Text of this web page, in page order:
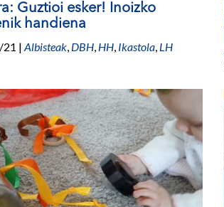
Guztioi esker! Inoizko
handiena
| Albisteak DBH HH Ikastola LH